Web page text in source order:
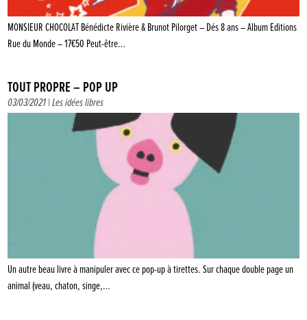
MONSIEUR CHOCOLAT Bénédicte Rivière & Brunot Pilorget – Dés 8 ans – Album Editions
Rue du Monde – 17€50 Peut-être…
TOUT PROPRE – POP UP
03/03/2021 |Les idées libres
Un autre beau livre à manipuler avec ce pop-up à tirettes. Sur chaque double page un
animal (veau, chaton, singe,…